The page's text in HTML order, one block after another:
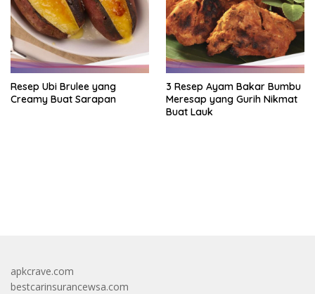
Resep Ubi Brulee yang
Creamy Buat Sarapan
3 Resep Ayam Bakar Bumbu
Meresap yang Gurih Nikmat
Buat Lauk
apkcrave.com
bestcarinsurancewsa.com